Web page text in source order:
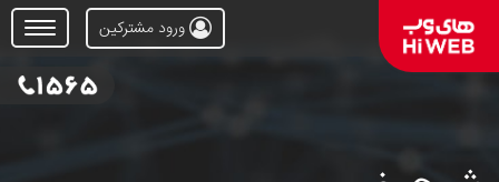
Open
Menu
ورود مشترکین